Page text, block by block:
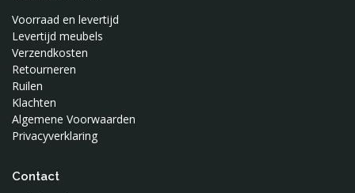
Voorraad en levertijd
Levertijd meubels
Verzendkosten
Retourneren
Ruilen
Klachten
Algemene Voorwaarden
Privacyverklaring
Contact